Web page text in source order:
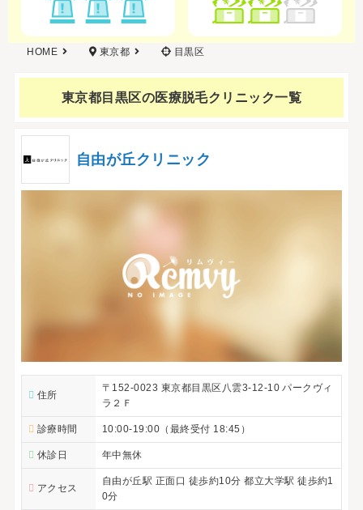
HOME 東京都 目黒区
東京都目黒区の医療脱毛クリニック一覧
自由が丘クリニック
住所
〒152-0023 東京都目黒区八雲3-12-10 パークヴィ
ラ２Ｆ
診療時間 10:00-19:00（最終受付 18:45）
休診日 年中無休
アクセス
自由が丘駅 正面口 徒歩約10分 都立大学駅 徒歩約1
0分